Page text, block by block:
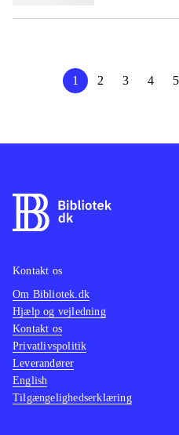
1 2 3 4 5
Kontakt os
Om Bibliotek.dk
Hjælp og vejledning
Kontakt os
Privatlivspolitik
Leverandører
English
Tilgængelighedserklæring